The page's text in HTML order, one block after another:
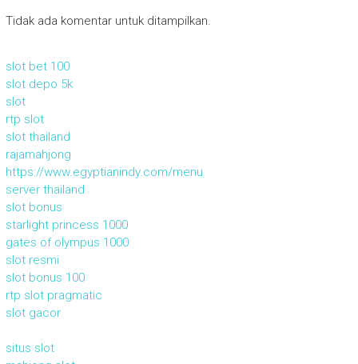
Tidak ada komentar untuk ditampilkan.
slot bet 100
slot depo 5k
slot
rtp slot
slot thailand
rajamahjong
https://www.egyptianindy.com/menu
server thailand
slot bonus
starlight princess 1000
gates of olympus 1000
slot resmi
slot bonus 100
rtp slot pragmatic
slot gacor
situs slot